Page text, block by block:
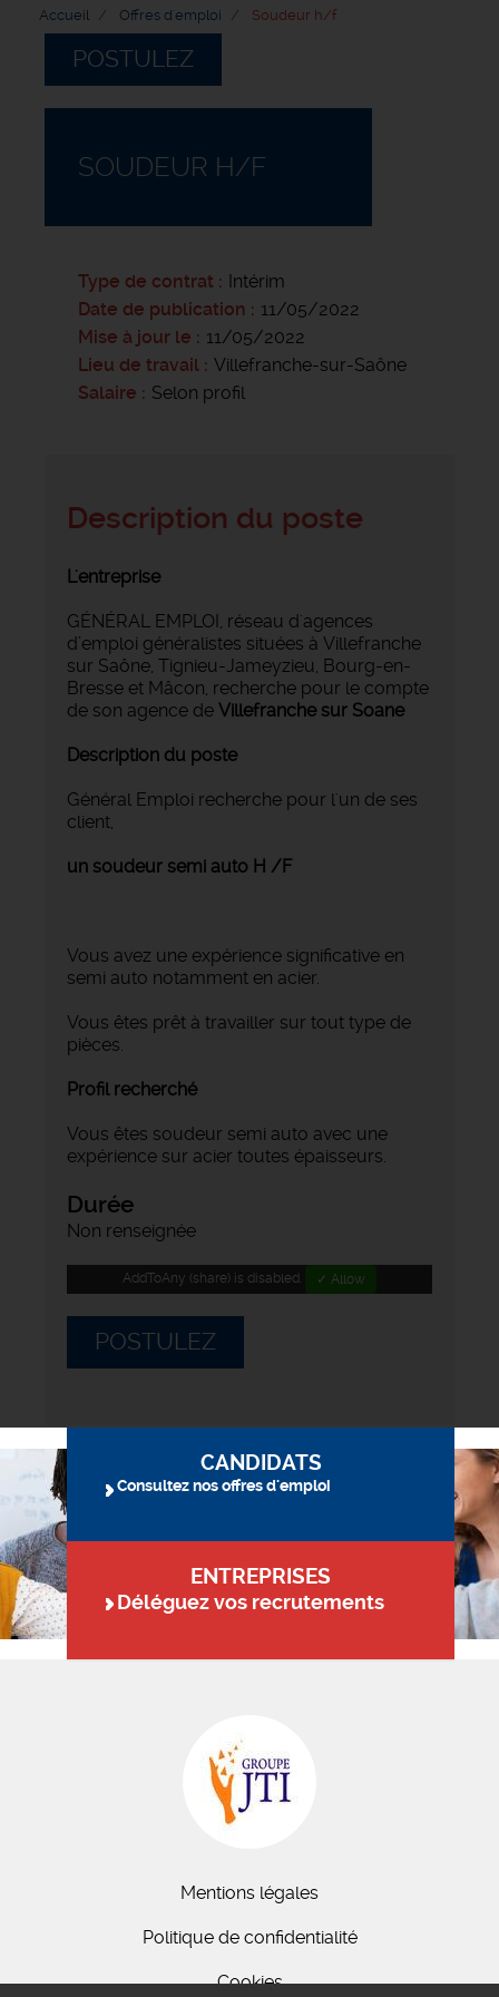
Accueil Offres d'emploi Soudeur h/f
POSTULEZ
SOUDEUR H/F
Type de contrat
Intérim
Date de publication
11/05/2022
Mise à jour le
11/05/2022
Lieu de travail
Villefranche-sur-Saône
Salaire
Selon profil
Description du poste
L'entreprise
GÉNÉRAL EMPLOI, réseau d'agences
d’emploi généralistes situées à Villefranche
sur Saône, Tignieu-Jameyzieu, Bourg-en-
Bresse et Mâcon, recherche pour le compte
de son agence de Villefranche sur Soane
Description du poste
Général Emploi recherche pour l'un de ses
client,
un soudeur semi auto H /F
Vous avez une expérience significative en
semi auto notamment en acier.
Vous êtes prêt à travailler sur tout type de
pièces.
Profil recherché
Vous êtes soudeur semi auto avec une
expérience sur acier toutes épaisseurs.
Durée
Non renseignée
AddToAny (share) is disabled. ✓ Allow
POSTULEZ
CANDIDATS
Consultez nos offres d'emploi
ENTREPRISES
Déléguez vos recrutements
Mentions légales
Politique de confidentialité
Cookies